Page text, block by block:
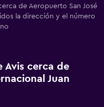
de Aeropuerto San José
la dirección y el número
Avis cerca de
Juan